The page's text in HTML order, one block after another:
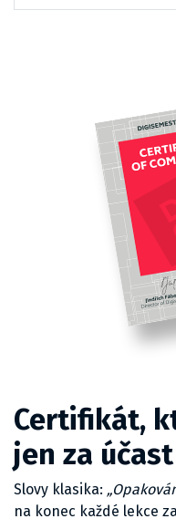
Certifikát,
jen za účast
Slovy klasika:
na konec každé lekce